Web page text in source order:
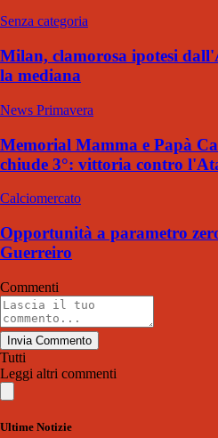
Senza categoria
Milan, clamorosa ipotesi
la mediana
News Primavera
Memorial Mamma e Papà
chiude 3°: vittoria contro
Calciomercato
Opportunità a parametro
Guerreiro
Commenti
Invia Commento
Tutti
Leggi altri commenti
Ultime Notizie